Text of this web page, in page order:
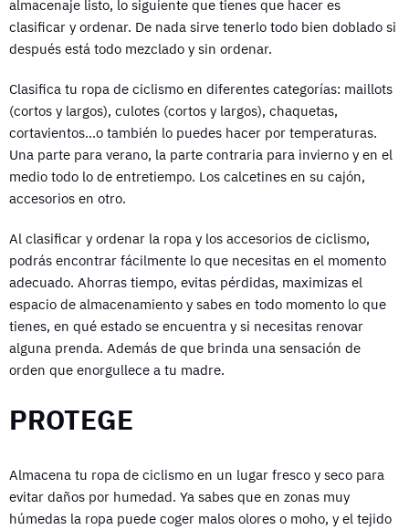
almacenaje listo, lo siguiente que tienes que hacer es
clasificar y ordenar. De nada sirve tenerlo todo bien doblado si
después está todo mezclado y sin ordenar.
Clasifica tu ropa de ciclismo en diferentes categorías: maillots
(cortos y largos), culotes (cortos y largos), chaquetas,
cortavientos…o también lo puedes hacer por temperaturas.
Una parte para verano, la parte contraria para invierno y en el
medio todo lo de entretiempo. Los calcetines en su cajón,
accesorios en otro.
Al clasificar y ordenar la ropa y los accesorios de ciclismo,
podrás encontrar fácilmente lo que necesitas en el momento
adecuado. Ahorras tiempo, evitas pérdidas, maximizas el
espacio de almacenamiento y sabes en todo momento lo que
tienes, en qué estado se encuentra y si necesitas renovar
alguna prenda. Además de que brinda una sensación de
orden que enorgullece a tu madre.
PROTEGE
Almacena tu ropa de ciclismo en un lugar fresco y seco para
evitar daños por humedad. Ya sabes que en zonas muy
húmedas la ropa puede coger malos olores o moho, y el tejido